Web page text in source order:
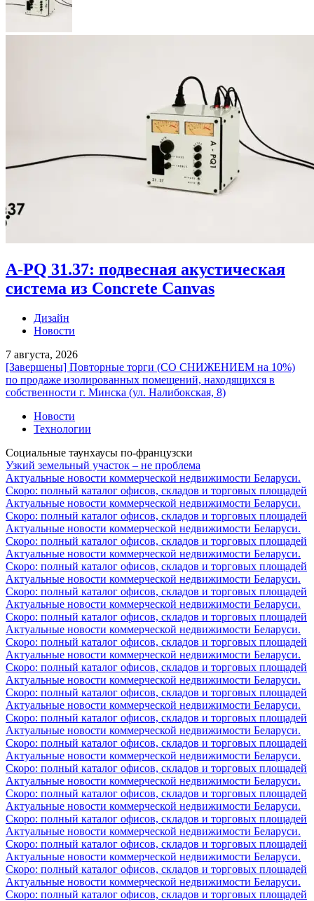
A-PQ 31.37: подвесная акустическая
система из Concrete Canvas
Дизайн
Новости
7 августа, 2026
[Завершены] Повторные торги (СО СНИЖЕНИЕМ на 10%)
по продаже изолированных помещений, находящихся в
собственности г. Минска (ул. Налибокская, 8)
Новости
Технологии
Социальные таунхаусы по-французски
Узкий земельный участок – не проблема
Актуальные новости коммерческой недвижимости Беларуси.
Скоро: полный каталог офисов, складов и торговых площадей
Актуальные новости коммерческой недвижимости Беларуси.
Скоро: полный каталог офисов, складов и торговых площадей
Актуальные новости коммерческой недвижимости Беларуси.
Скоро: полный каталог офисов, складов и торговых площадей
Актуальные новости коммерческой недвижимости Беларуси.
Скоро: полный каталог офисов, складов и торговых площадей
Актуальные новости коммерческой недвижимости Беларуси.
Скоро: полный каталог офисов, складов и торговых площадей
Актуальные новости коммерческой недвижимости Беларуси.
Скоро: полный каталог офисов, складов и торговых площадей
Актуальные новости коммерческой недвижимости Беларуси.
Скоро: полный каталог офисов, складов и торговых площадей
Актуальные новости коммерческой недвижимости Беларуси.
Скоро: полный каталог офисов, складов и торговых площадей
Актуальные новости коммерческой недвижимости Беларуси.
Скоро: полный каталог офисов, складов и торговых площадей
Актуальные новости коммерческой недвижимости Беларуси.
Скоро: полный каталог офисов, складов и торговых площадей
Актуальные новости коммерческой недвижимости Беларуси.
Скоро: полный каталог офисов, складов и торговых площадей
Актуальные новости коммерческой недвижимости Беларуси.
Скоро: полный каталог офисов, складов и торговых площадей
Актуальные новости коммерческой недвижимости Беларуси.
Скоро: полный каталог офисов, складов и торговых площадей
Актуальные новости коммерческой недвижимости Беларуси.
Скоро: полный каталог офисов, складов и торговых площадей
Актуальные новости коммерческой недвижимости Беларуси.
Скоро: полный каталог офисов, складов и торговых площадей
Актуальные новости коммерческой недвижимости Беларуси.
Скоро: полный каталог офисов, складов и торговых площадей
Актуальные новости коммерческой недвижимости Беларуси.
Скоро: полный каталог офисов, складов и торговых площадей